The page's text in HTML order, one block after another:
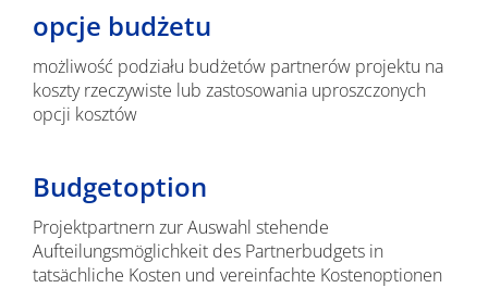
opcje budżetu
możliwość podziału budżetów partnerów projektu na
koszty rzeczywiste lub zastosowania uproszczonych
opcji kosztów
Budgetoption
Projektpartnern zur Auswahl stehende
Aufteilungsmöglichkeit des Partnerbudgets in
tatsächliche Kosten und vereinfachte Kostenoptionen